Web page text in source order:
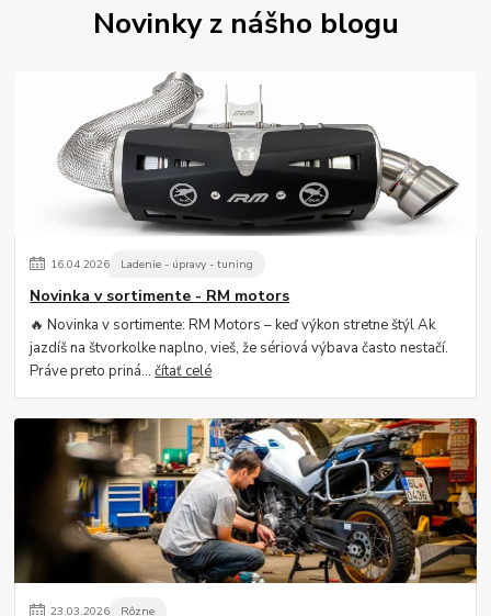
Novinky z nášho blogu
16.04.2026 Ladenie - úpravy - tuning
Novinka v sortimente - RM motors
🔥 Novinka v sortimente: RM Motors – keď výkon stretne štýl Ak
jazdíš na štvorkolke naplno, vieš, že sériová výbava často nestačí.
Práve preto priná...čítať celé
23.03.2026 Rôzne